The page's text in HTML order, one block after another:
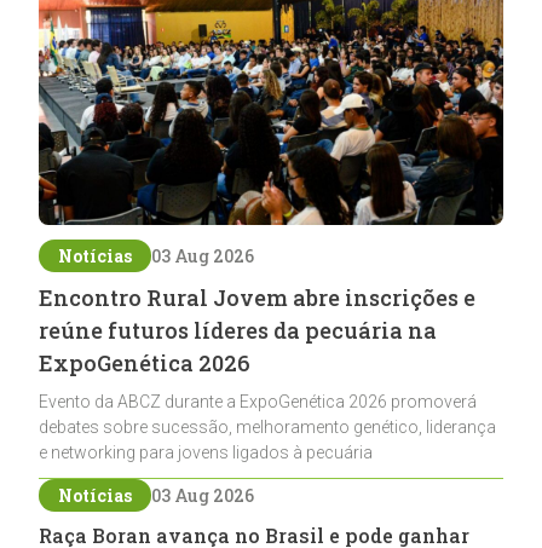
Notícias 03 Aug 2026
Encontro Rural Jovem abre inscrições e
reúne futuros líderes da pecuária na
ExpoGenética 2026
Evento da ABCZ durante a ExpoGenética 2026 promoverá
debates sobre sucessão, melhoramento genético, liderança
e networking para jovens ligados à pecuária
Notícias 03 Aug 2026
Raça Boran avança no Brasil e pode ganhar